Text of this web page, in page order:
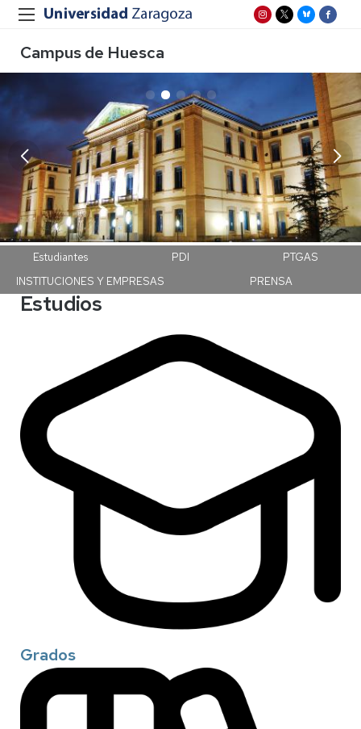
Campus de Huesca
Campus Huesca
Estudiantes PDI
PTGAS
INSTITUCIONES Y EMPRESAS
PRENSA
Estudios
Grados